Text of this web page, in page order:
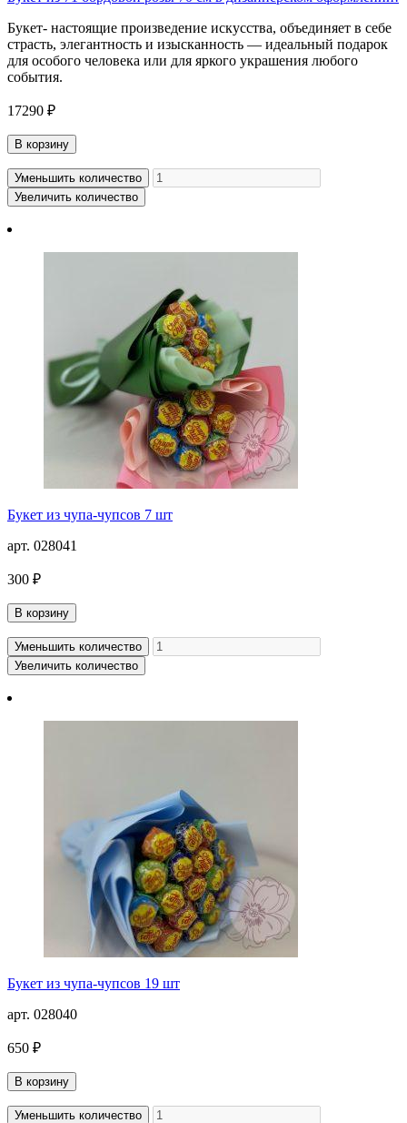
Букет- настоящие произведение искусства, объединяет в себе
страсть, элегантность и изысканность — идеальный подарок
для особого человека или для яркого украшения любого
события.
17290 ₽
В корзину
Уменьшить количество
Увеличить количество
Букет из чупа-чупсов 7 шт
арт. 028041
300 ₽
В корзину
Уменьшить количество
Увеличить количество
Букет из чупа-чупсов 19 шт
арт. 028040
650 ₽
В корзину
Уменьшить количество